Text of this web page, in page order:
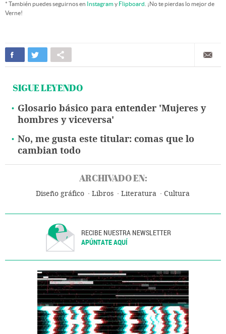
* También puedes seguirnos en Instagramy Flipboard . ¡No te pierdas lo mejor de
Verne!
SIGUE LEYENDO
Glosario básico para entender 'Mujeres y
hombres y viceversa'
No, me gusta este titular: comas que lo
cambian todo
ARCHIVADO EN:
Diseño gráfico Libros Literatura Cultura
RECIBE NUESTRA NEWSLETTER
APÚNTATE AQUÍ